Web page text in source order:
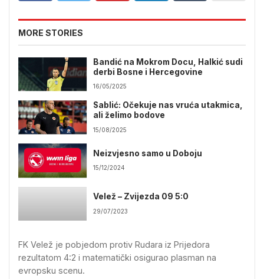
MORE STORIES
Bandić na Mokrom Docu, Halkić sudi
derbi Bosne i Hercegovine
16/05/2025
Sablić: Očekuje nas vruća utakmica,
ali želimo bodove
15/08/2025
Neizvjesno samo u Doboju
15/12/2024
Velež – Zvijezda 09 5:0
29/07/2023
FK Velež je pobjedom protiv Rudara iz Prijedora
rezultatom 4:2 i matematički osigurao plasman na
evropsku scenu.